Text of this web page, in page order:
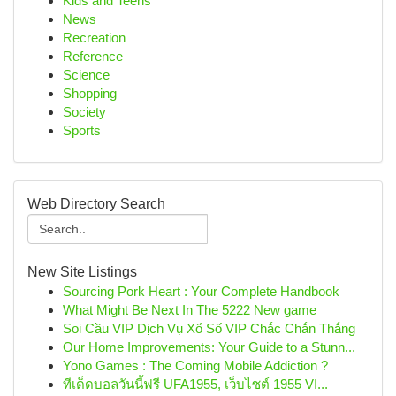
News
Recreation
Reference
Science
Shopping
Society
Sports
Web Directory Search
New Site Listings
Sourcing Pork Heart : Your Complete Handbook
What Might Be Next In The 5222 New game
Soi Cầu VIP Dịch Vụ Xổ Số VIP Chắc Chắn Thắng
Our Home Improvements: Your Guide to a Stunn...
Yono Games : The Coming Mobile Addiction ?
ทีเด็ดบอลวันนี้ฟรี UFA1955, เว็บไซต์ 1955 VI...